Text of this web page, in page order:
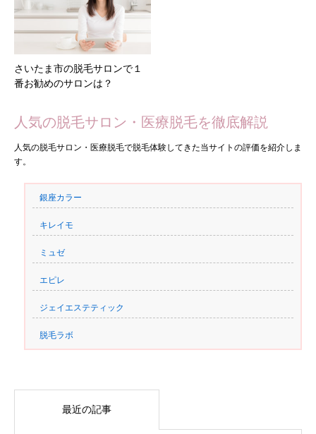
さいたま市の脱毛サロンで１
番お勧めのサロンは？
人気の脱毛サロン・医療脱毛を徹底解説
人気の脱毛サロン・医療脱毛で脱毛体験してきた当サイトの評価を紹介しま
す。
銀座カラー
キレイモ
ミュゼ
エピレ
ジェイエステティック
脱毛ラボ
最近の記事